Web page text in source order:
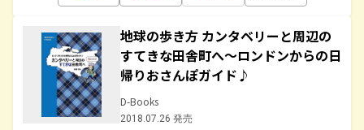
地球の歩き方 カンタベリーと周辺の
すてきな田舎町へ～ロンドンからの日
帰りおさんぽガイド♪
D-Books
2018.07.26 発売